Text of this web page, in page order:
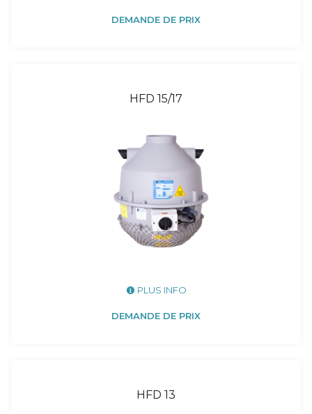
DEMANDE DE PRIX
HFD 15/17
PLUS INFO
DEMANDE DE PRIX
HFD 13